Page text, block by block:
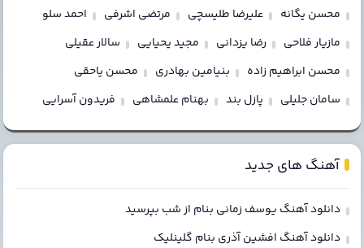
محسن یگانه
علیرضا طلیسچی مرتضی اشرفی
احمد سلو
مازیار فلاحی
رضا یزدانی مجید یحیایی
سالار عقیلی
محسن ابراهیم زاده
بنیامین بهادری
محسن یاحقی
سامان جلیلی
پازل بند بهنام علمشاهی فریدون آسرایی
آهنگ های جدید
دانلود آهنگ یوسف زمانی بنام از شب بپرسید
دانلود آهنگ افشین آذری بنام گلینلیک